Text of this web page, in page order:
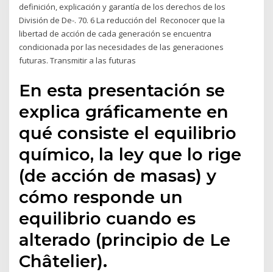
definición, explicación y garantía de los derechos de los
División de De-. 70. 6 La reducción del Reconocer que la
libertad de acción de cada generación se encuentra
condicionada por las necesidades de las generaciones
futuras. Transmitir a las futuras
En esta presentación se
explica gráficamente en
qué consiste el equilibrio
químico, la ley que lo rige
(de acción de masas) y
cómo responde un
equilibrio cuando es
alterado (principio de Le
Châtelier).